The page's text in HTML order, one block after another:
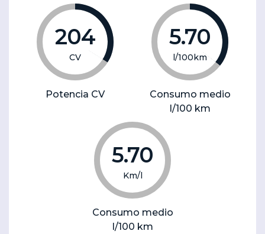
204
CV
Potencia CV
5.70
l/100km
Consumo medio
l/100 km
5.70
Km/l
Consumo medio
l/100 km